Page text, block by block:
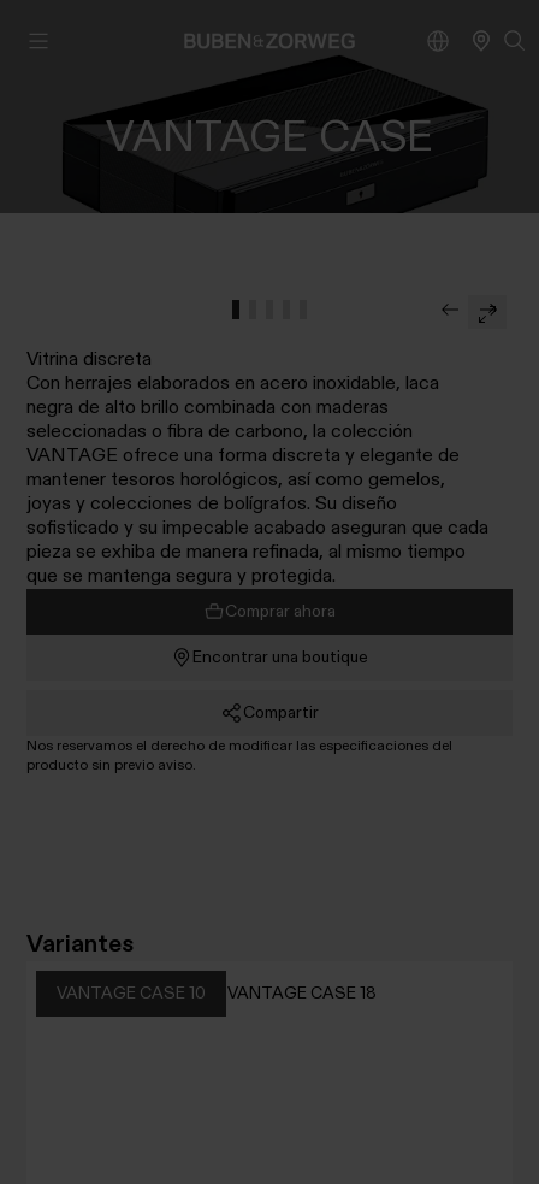
VANTAGE CASE
Vitrina discreta
Con herrajes elaborados en acero inoxidable, laca
negra de alto brillo combinada con maderas
seleccionadas o fibra de carbono, la colección
VANTAGE ofrece una forma discreta y elegante de
mantener tesoros horológicos, así como gemelos,
joyas y colecciones de bolígrafos. Su diseño
sofisticado y su impecable acabado aseguran que cada
pieza se exhiba de manera refinada, al mismo tiempo
que se mantenga segura y protegida.
Comprar ahora
Encontrar una boutique
Compartir
Nos reservamos el derecho de modificar las especificaciones del
producto sin previo aviso.
Variantes
VANTAGE CASE 10 VANTAGE CASE 18